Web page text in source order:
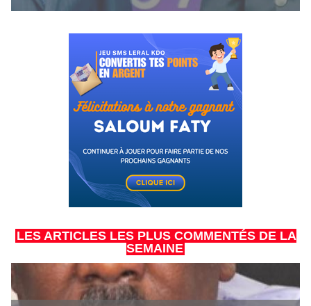
LES ARTICLES LES PLUS COMMENTÉS DE LA
SEMAINE